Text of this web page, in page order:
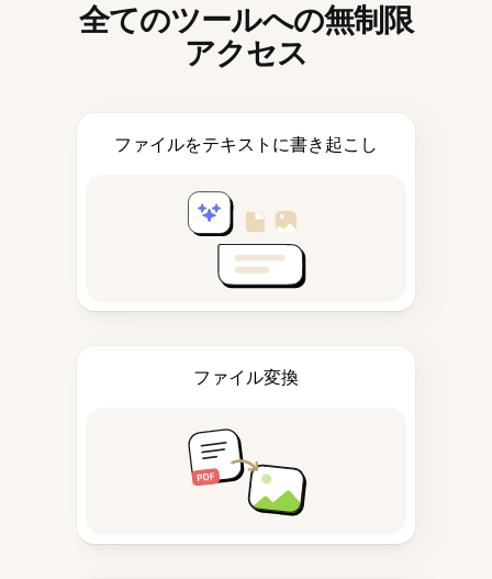
全てのツールへの無制限
アクセス
ファイルをテキストに書き起こし
ファイル変換